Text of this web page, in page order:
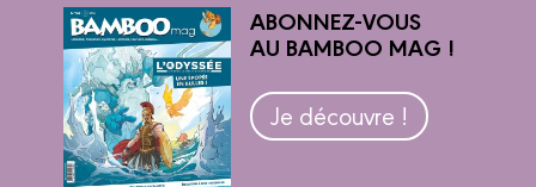
ABONNEZ-VOUS
AU BAMBOO MAG !
Je découvre !